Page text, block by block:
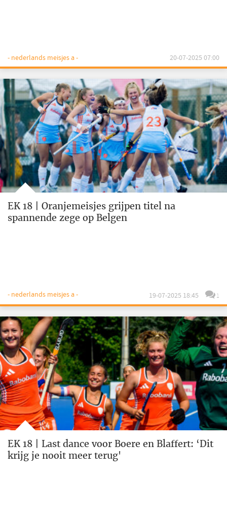
- nederlands meisjes a - 20-07-2025 07:00
EK 18 | Oranjemeisjes grijpen titel na
spannende zege op Belgen
- nederlands meisjes a - 19-07-2025 18:45 1
EK 18 | Last dance voor Boere en Blaffert: ‘Dit
krijg je nooit meer terug'